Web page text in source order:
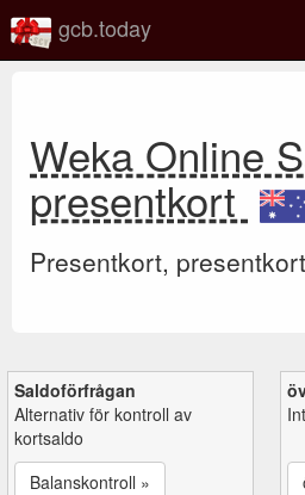
gcb.today
Weka Online
presentkort
Presentkort,
Saldoförfrågan
Alternativ för kontroll av
kortsaldo
Balanskontroll »